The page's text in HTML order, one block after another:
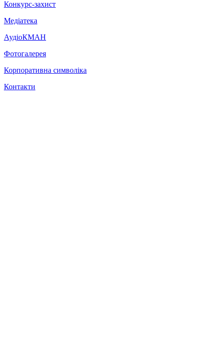
Конкурс-захист
Медіатека
АудіоКМАН
Фотогалерея
Корпоративна символіка
Контакти